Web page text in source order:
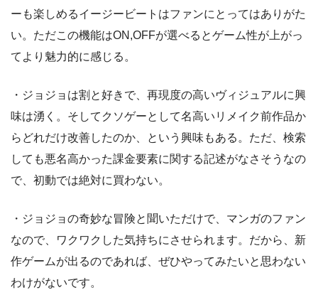
ーも楽しめるイージービートはファンにとってはありがた
い。ただこの機能はON,OFFが選べるとゲーム性が上がっ
てより魅力的に感じる。
・ジョジョは割と好きで、再現度の高いヴィジュアルに興
味は湧く。そしてクソゲーとして名高いリメイク前作品か
らどれだけ改善したのか、という興味もある。ただ、検索
しても悪名高かった課金要素に関する記述がなさそうなの
で、初動では絶対に買わない。
・ジョジョの奇妙な冒険と聞いただけで、マンガのファン
なので、ワクワクした気持ちにさせられます。だから、新
作ゲームが出るのであれば、ぜひやってみたいと思わない
わけがないです。